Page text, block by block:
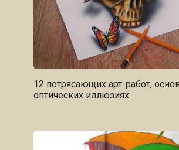
12 потрясающих арт-работ,
оптических иллюзиях